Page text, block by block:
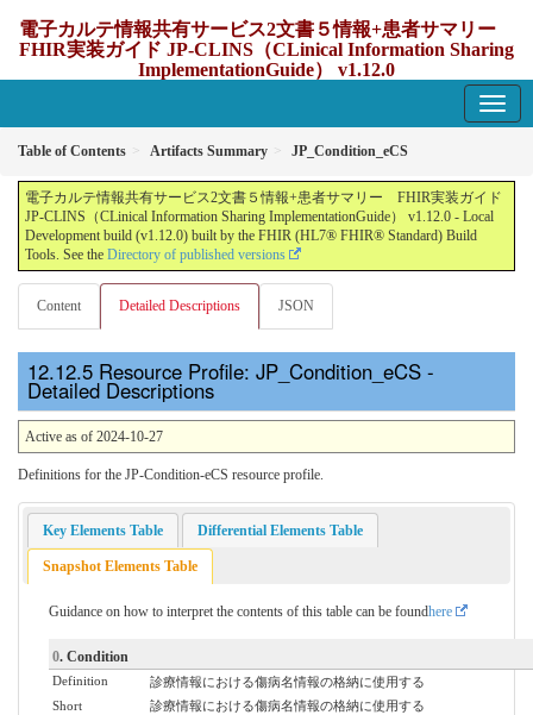
電子カルテ情報共有サービス2文書５情報+患者サマリー
FHIR実装ガイド JP-CLINS（CLinical Information Sharing
ImplementationGuide） v1.12.0
Table of Contents Artifacts Summary JP_Condition_eCS
電子カルテ情報共有サービス2文書５情報+患者サマリー FHIR実装ガイド
JP-CLINS（CLinical Information Sharing ImplementationGuide） v1.12.0 - Local
Development build (v1.12.0) built by the FHIR (HL7® FHIR® Standard) Build
Tools. See the Directory of published versions
Content Detailed Descriptions JSON
Resource Profile: JP_Condition_eCS -
Detailed Descriptions
Active as of 2024-10-27
Definitions for the JP-Condition-eCS resource profile.
Key Elements Table Differential Elements Table
Snapshot Elements Table
Guidance on how to interpret the contents of this table can be foundhere
0. Condition
Definition
診療情報における傷病名情報の格納に使用する
Short
診療情報における傷病名情報の格納に使用する